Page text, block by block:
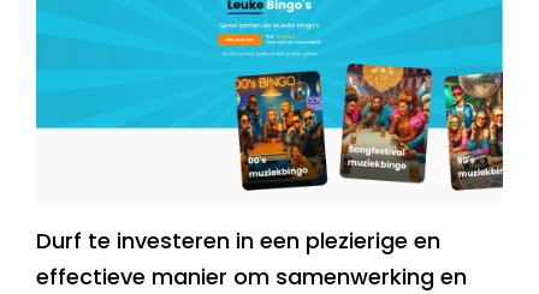
Durf te investeren in een plezierige en
effectieve manier om samenwerking en